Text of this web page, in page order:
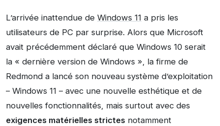
L’arrivée inattendue de Windows 11 a pris les
utilisateurs de PC par surprise. Alors que Microsoft
avait précédemment déclaré que Windows 10 serait
la « dernière version de Windows », la firme de
Redmond a lancé son nouveau système d’exploitation
– Windows 11 – avec une nouvelle esthétique et de
nouvelles fonctionnalités, mais surtout avec des
exigences matérielles strictes notamment